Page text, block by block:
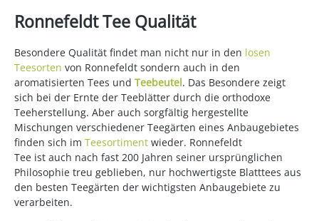
Ronnefeldt Tee Qualität
Besondere Qualität findet man nicht nur in den losen
Teesorten von Ronnefeldt sondern auch in den
aromatisierten Tees und Teebeutel. Das Besondere zeigt
sich bei der Ernte der Teeblätter durch die orthodoxe
Teeherstellung. Aber auch sorgfältig hergestellte
Mischungen verschiedener Teegärten eines Anbaugebietes
finden sich im Teesortiment wieder. Ronnefeldt
Tee ist auch nach fast 200 Jahren seiner ursprünglichen
Philosophie treu geblieben, nur hochwertigste Blatttees aus
den besten Teegärten der wichtigsten Anbaugebiete zu
verarbeiten.